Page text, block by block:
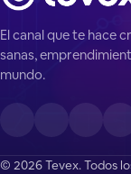
El canal que te hace
sanas,
mundo.
© 2026 Tevex. Todos